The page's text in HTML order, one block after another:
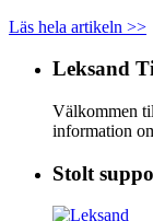
Läs hela artikeln >>
Leksand
Välkommen
information
Stolt